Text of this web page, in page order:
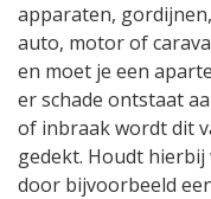
apparaten,
auto, motor of
en moet je een
er schade ontstaat
of inbraak wordt dit
gedekt. Houdt
door bijvoorbeeld